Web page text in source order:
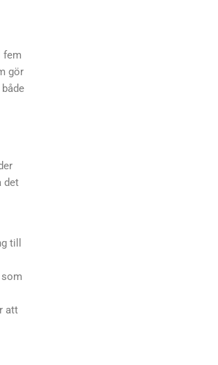
fem
gör
det
till
att